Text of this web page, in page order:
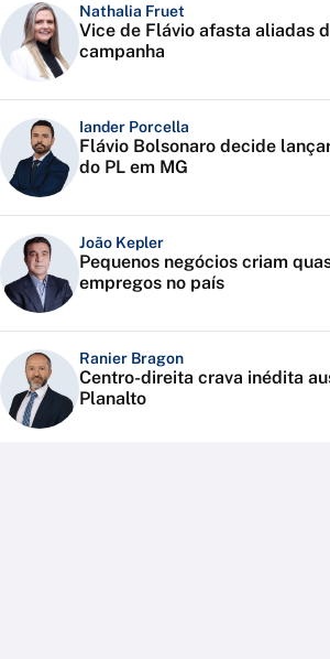
Nathalia Fruet
Vice de Flávio afasta aliadas
campanha
Iander Porcella
Flávio Bolsonaro decide
do PL em MG
João Kepler
Pequenos negócios criam
empregos no país
Ranier Bragon
Centro-direita crava inédita
Planalto